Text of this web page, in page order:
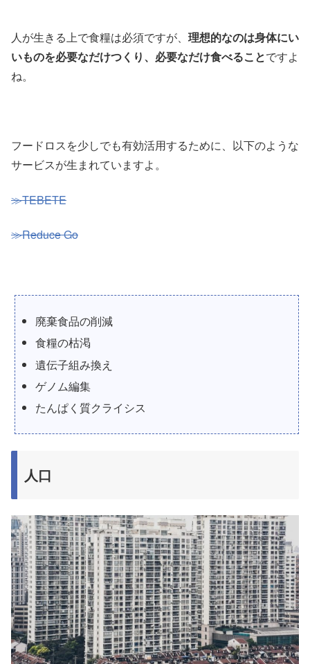
人が生きる上で食糧は必須ですが、 理想的なのは身体にい
いものを必要なだけつくり、必要なだけ食べることですよ
ね。
フードロスを少しでも有効活用するために、以下のような
サービスが生まれていますよ。
≫TEBETE
≫Reduce Go
廃棄食品の削減
食糧の枯渇
遺伝子組み換え
ゲノム編集
たんぱく質クライシス
人口